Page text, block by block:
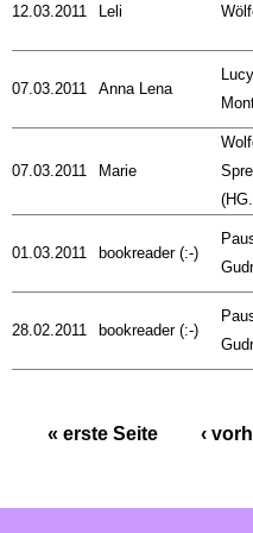
12.03.2011 Leli
07.03.2011 Anna Lena
07.03.2011 Marie
01.03.2011 bookreader (:-)
28.02.2011 bookreader (:-)
« erste Seite ‹